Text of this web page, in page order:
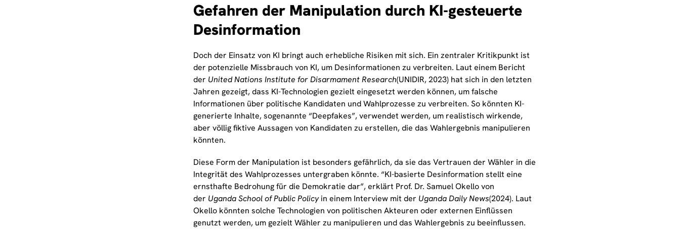
Gefahren der Manipulation durch KI-gesteuerte
Desinformation
Doch der Einsatz von KI bringt auch erhebliche Risiken mit sich. Ein zentraler Kritikpunkt ist
der potenzielle Missbrauch von KI, um Desinformationen zu verbreiten. Laut einem Bericht
der United Nations Institute for Disarmament Research(UNIDIR, 2023) hat sich in den letzten
Jahren gezeigt, dass KI-Technologien gezielt eingesetzt werden können, um falsche
Informationen über politische Kandidaten und Wahlprozesse zu verbreiten. So könnten KI-
generierte Inhalte, sogenannte “Deepfakes”, verwendet werden, um realistisch wirkende,
aber völlig fiktive Aussagen von Kandidaten zu erstellen, die das Wahlergebnis manipulieren
könnten.
Diese Form der Manipulation ist besonders gefährlich, da sie das Vertrauen der Wähler in die
Integrität des Wahlprozesses untergraben könnte. “KI-basierte Desinformation stellt eine
ernsthafte Bedrohung für die Demokratie dar”, erklärt Prof. Dr. Samuel Okello von
der Uganda School of Public Policyin einem Interview mit der Uganda Daily News(2024). Laut
Okello könnten solche Technologien von politischen Akteuren oder externen Einflüssen
genutzt werden, um gezielt Wähler zu manipulieren und das Wahlergebnis zu beeinflussen.